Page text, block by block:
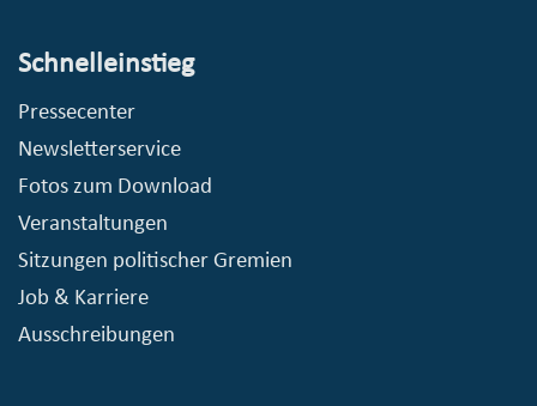
Schnelleinstieg
Pressecenter
Newsletterservice
Fotos zum Download
Veranstaltungen
Sitzungen politischer Gremien
Job & Karriere
Ausschreibungen